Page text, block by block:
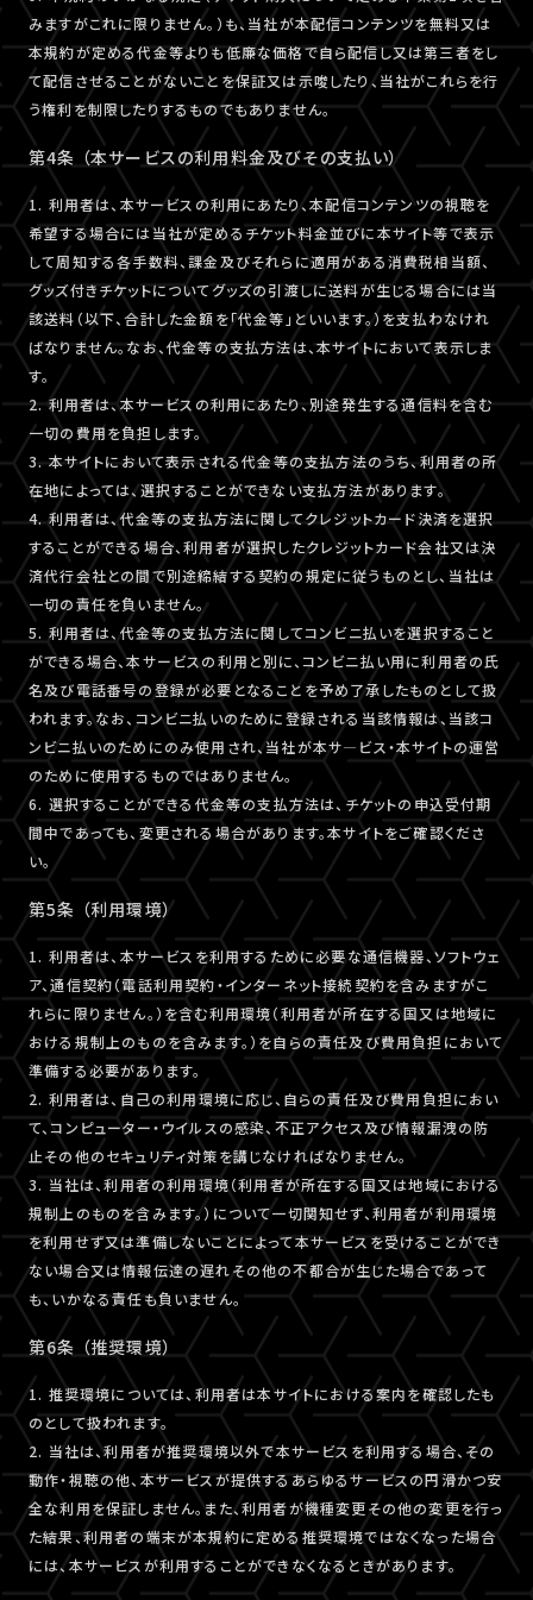
みますがこれに限りません。）も、当社が本配信コンテンツを無料又は
本規約が定める代金等よりも低廉な価格で自ら配信し又は第三者をし
て配信させることがないことを保証又は示唆したり、当社がこれらを行
う権利を制限したりするものでもありません。
第4条 （本サービスの利用料金及びその支払い）
1. 利用者は、本サービスの利用にあたり、本配信コンテンツの視聴を
希望する場合には当社が定めるチケット料金並びに本サイト等で表示
して周知する各手数料、課金及びそれらに適用がある消費税相当額、
グッズ付きチケットについてグッズの引渡しに送料が生じる場合には当
該送料（以下、合計した金額を「代金等」といいます。）を支払わなけれ
ばなりません。なお、代金等の支払方法は、本サイトにおいて表示しま
す。
2. 利用者は、本サービスの利用にあたり、別途発生する通信料を含む
一切の費用を負担します。
3. 本サイトにおいて表示される代金等の支払方法のうち、利用者の所
在地によっては、選択することができない支払方法があります。
4. 利用者は、代金等の支払方法に関してクレジットカード決済を選択
することができる場合、利用者が選択したクレジットカード会社又は決
済代行会社との間で別途締結する契約の規定に従うものとし、当社は
一切の責任を負いません。
5. 利用者は、代金等の支払方法に関してコンビニ払いを選択すること
ができる場合、本サービスの利用と別に、コンビニ払い用に利用者の氏
名及び電話番号の登録が必要となることを予め了承したものとして扱
われます。なお、コンビニ払いのために登録される当該情報は、当該コ
ンビニ払いのためにのみ使用され、当社が本サ―ビス・本サイトの運営
のために使用するものではありません。
6. 選択することができる代金等の支払方法は、チケットの申込受付期
間中であっても、変更される場合があります。本サイトをご確認くださ
い。
第5条 （利用環境）
1. 利用者は、本サービスを利用するために必要な通信機器、ソフトウェ
ア、通信契約（電話利用契約・インターネット接続契約を含みますがこ
れらに限りません。）を含む利用環境（利用者が所在する国又は地域に
おける規制上のものを含みます。）を自らの責任及び費用負担において
準備する必要があります。
2. 利用者は、自己の利用環境に応じ、自らの責任及び費用負担におい
て、コンピューター・ウイルスの感染、不正アクセス及び情報漏洩の防
止その他のセキュリティ対策を講じなければなりません。
3. 当社は、利用者の利用環境（利用者が所在する国又は地域における
規制上のものを含みます。）について一切関知せず、利用者が利用環境
を利用せず又は準備しないことによって本サービスを受けることができ
ない場合又は情報伝達の遅れその他の不都合が生じた場合であって
も、いかなる責任も負いません。
第6条 （推奨環境）
1. 推奨環境については、利用者は本サイトにおける案内を確認したも
のとして扱われます。
2. 当社は、利用者が推奨環境以外で本サービスを利用する場合、その
動作・視聴の他、本サービスが提供するあらゆるサービスの円滑かつ安
全な利用を保証しません。また、利用者が機種変更その他の変更を行っ
た結果、利用者の端末が本規約に定める推奨環境ではなくなった場合
には、本サービスが利用することができなくなるときがあります。